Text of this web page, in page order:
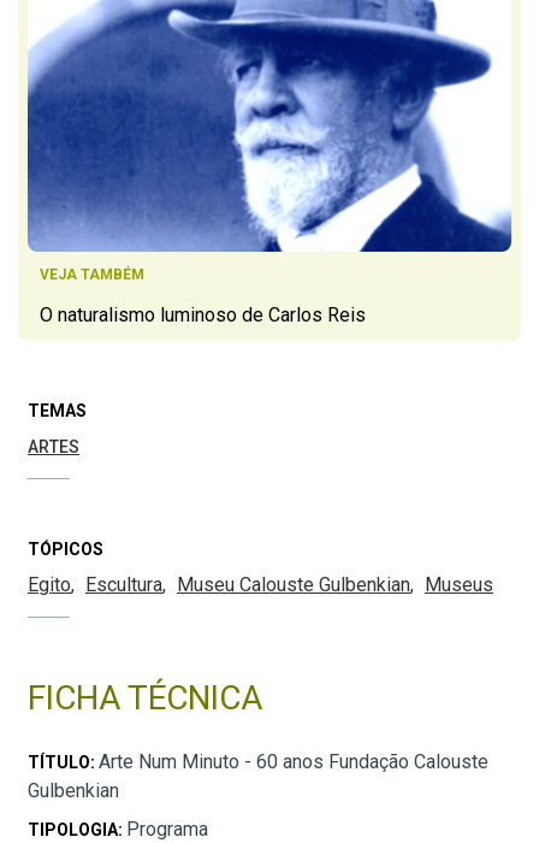
VEJA TAMBÉM
O naturalismo luminoso de Carlos Reis
TEMAS
ARTES
TÓPICOS
Egito Escultura Museu Calouste Gulbenkian Museus
FICHA TÉCNICA
TÍTULO: Arte Num Minuto - 60 anos Fundação Calouste
Gulbenkian
TIPOLOGIA: Programa